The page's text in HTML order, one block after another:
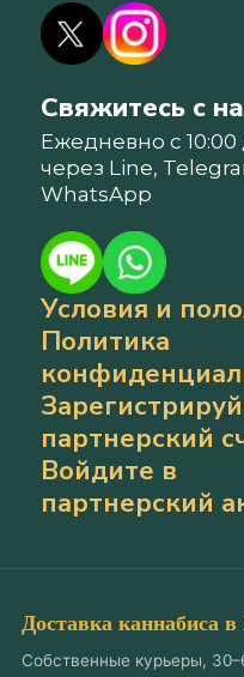
Свяжитесь с
Ежедневно с 10:00
через Line,
WhatsApp
Условия и
Политика
партнерский
Войдите в
партнерский
Доставка каннабиса
Собственные курьеры,